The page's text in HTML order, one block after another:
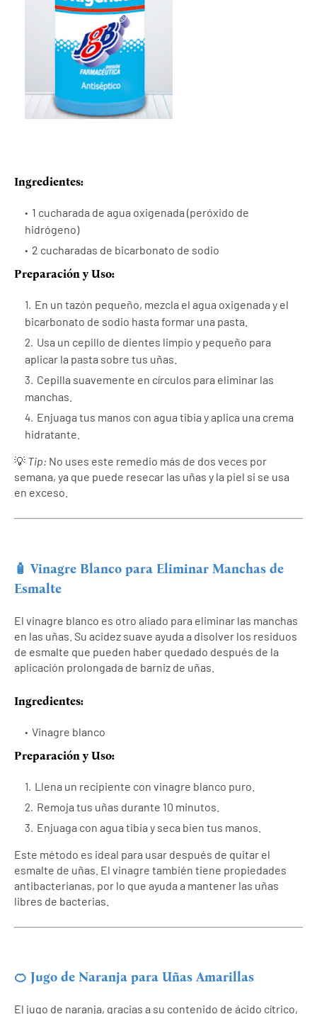
Ingredientes:
1 cucharada de agua oxigenada (peróxido de
hidrógeno)
2 cucharadas de bicarbonato de sodio
Preparación y Uso:
En un tazón pequeño, mezcla el agua oxigenada y el
bicarbonato de sodio hasta formar una pasta.
Usa un cepillo de dientes limpio y pequeño para
aplicar la pasta sobre tus uñas.
Cepilla suavemente en círculos para eliminar las
manchas.
Enjuaga tus manos con agua tibia y aplica una crema
hidratante.
💡 Tip: No uses este remedio más de dos veces por
semana, ya que puede resecar las uñas y la piel si se usa
en exceso.
🧴 Vinagre Blanco para Eliminar Manchas de
Esmalte
El vinagre blanco es otro aliado para eliminar las manchas
en las uñas. Su acidez suave ayuda a disolver los residuos
de esmalte que pueden haber quedado después de la
aplicación prolongada de barniz de uñas.
Ingredientes:
Vinagre blanco
Preparación y Uso:
Llena un recipiente con vinagre blanco puro.
Remoja tus uñas durante 10 minutos.
Enjuaga con agua tibia y seca bien tus manos.
Este método es ideal para usar después de quitar el
esmalte de uñas. El vinagre también tiene propiedades
antibacterianas, por lo que ayuda a mantener las uñas
libres de bacterias.
🍊 Jugo de Naranja para Uñas Amarillas
El jugo de naranja, gracias a su contenido de ácido cítrico,